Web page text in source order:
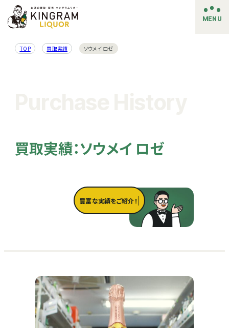
MENU
TOP 買取実績 ソウメイ ロゼ
買取実績：ソウメイ ロゼ
豊富な実績をご紹介！